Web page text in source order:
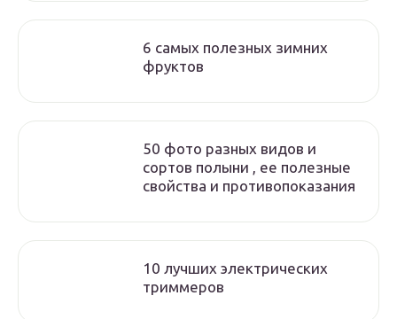
6 самых полезных зимних
фруктов
50 фото разных видов и
сортов полыни , ее полезные
свойства и противопоказания
10 лучших электрических
триммеров